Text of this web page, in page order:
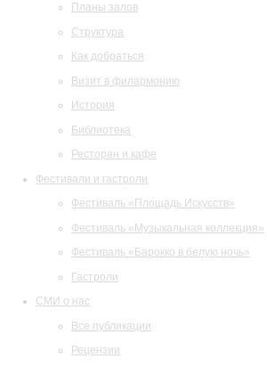
Планы залов
Структура
Как добраться
Визит в филармонию
История
Библиотека
Ресторан и кафе
Фестивали и гастроли
Фестиваль «Площадь Искусств»
Фестиваль «Музыкальная коллекция»
Фестиваль «Барокко в белую ночь»
Гастроли
СМИ о нас
Все публикации
Рецензии